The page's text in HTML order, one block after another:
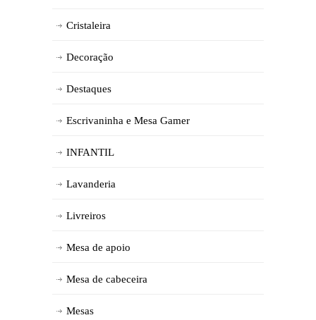
Cristaleira
Decoração
Destaques
Escrivaninha e Mesa Gamer
INFANTIL
Lavanderia
Livreiros
Mesa de apoio
Mesa de cabeceira
Mesas